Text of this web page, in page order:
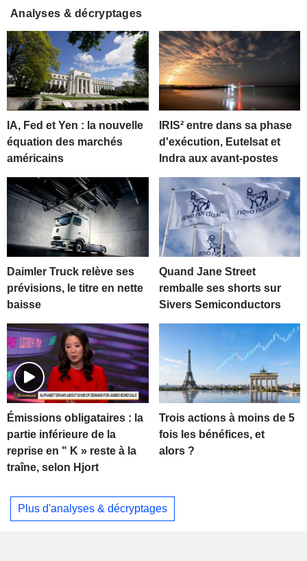
Analyses & décryptages
IA, Fed et Yen : la nouvelle
équation des marchés
américains
IRIS² entre dans sa phase
d'exécution, Eutelsat et
Indra aux avant-postes
Daimler Truck relève ses
prévisions, le titre en nette
baisse
Quand Jane Street
remballe ses shorts sur
Sivers Semiconductors
Émissions obligataires : la
partie inférieure de la
reprise en " K » reste à la
traîne, selon Hjort
Trois actions à moins de 5
fois les bénéfices, et
alors ?
Plus d'analyses & décryptages